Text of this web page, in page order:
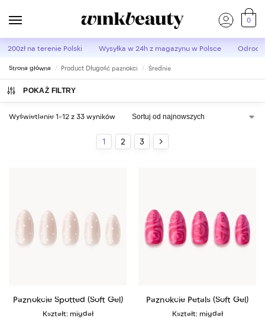
0
200zł na terenie Polski Wysyłka w 24h z magazynu w Polsce
Strona główna / Product Długość paznokci / Średnie
POKAŻ FILTRY
Wyświetlanie 1–12 z 33 wyników
1 2 3
Paznokcie Spotted (Soft Gel)
Kształt: migdał
Paznokcie Petals (Soft Gel)
Kształt: migdał